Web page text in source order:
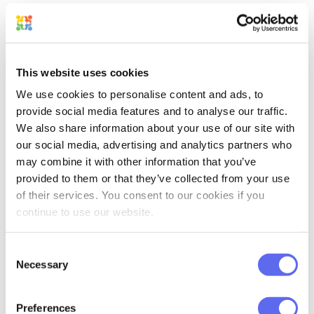
This website uses cookies
We use cookies to personalise content and ads, to
provide social media features and to analyse our traffic.
We also share information about your use of our site with
our social media, advertising and analytics partners who
may combine it with other information that you’ve
provided to them or that they’ve collected from your use
of their services. You consent to our cookies if you
continue to use our website.
Selection
Necessary
Preferences
(Integromat) — besonders
beliebt im Marketing-Operations-
Zapier — weit verbreitet in nicht-
technischen Teams für
Automationen ohne Code
Microsoft Power Automate— für
Teams im Microsoft-Enterprise-
Umfeld
Entwickler-Tools
Das bedeutet: Du bist nicht an ein